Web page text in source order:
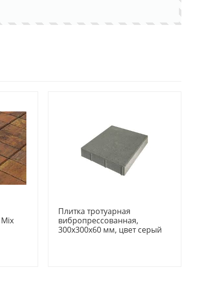
Плитка тротуарная
вибропрессованная,
300x300x60 мм, цвет серый